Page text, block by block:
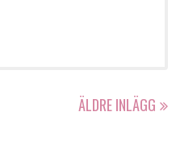
ÄLDRE INLÄGG